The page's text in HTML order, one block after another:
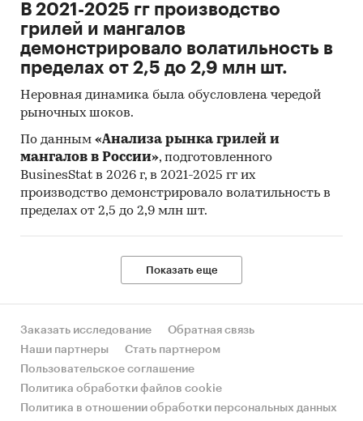
В 2021-2025 гг производство
грилей и мангалов
демонстрировало волатильность в
пределах от 2,5 до 2,9 млн шт.
Неровная динамика была обусловлена чередой
рыночных шоков.
По данным «Анализа рынка грилей и
мангалов в России», подготовленного
BusinesStat в 2026 г, в 2021-2025 гг их
производство демонстрировало волатильность в
пределах от 2,5 до 2,9 млн шт.
Показать еще
Заказать исследование
Обратная связь
Наши партнеры
Стать партнером
Пользовательское соглашение
Политика обработки файлов cookie
Политика в отношении обработки персональных данных